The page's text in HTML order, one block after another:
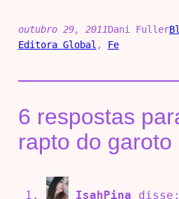
outubro 29, 2011Dani Fuller
Editora Global , Fe
6 respostas
rapto do garoto
IsahPina
disse: